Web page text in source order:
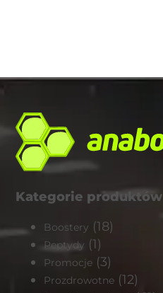
Kategorie produktów
Boostery (18)
Peptydy (1)
Promocje (3)
Prozdrowotne (12)